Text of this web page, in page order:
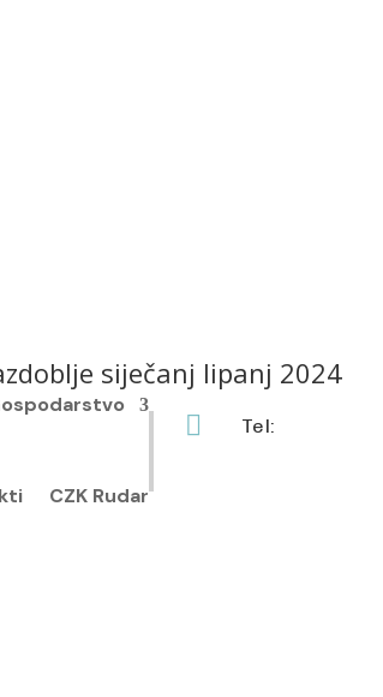
CZK Rudar
 Tel:
siječanj lipanj 2024